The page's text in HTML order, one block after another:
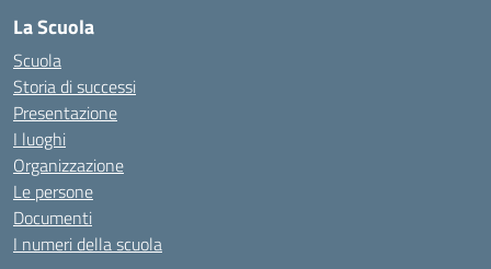
La Scuola
Scuola
Storia di successi
Presentazione
I luoghi
Organizzazione
Le persone
Documenti
I numeri della scuola